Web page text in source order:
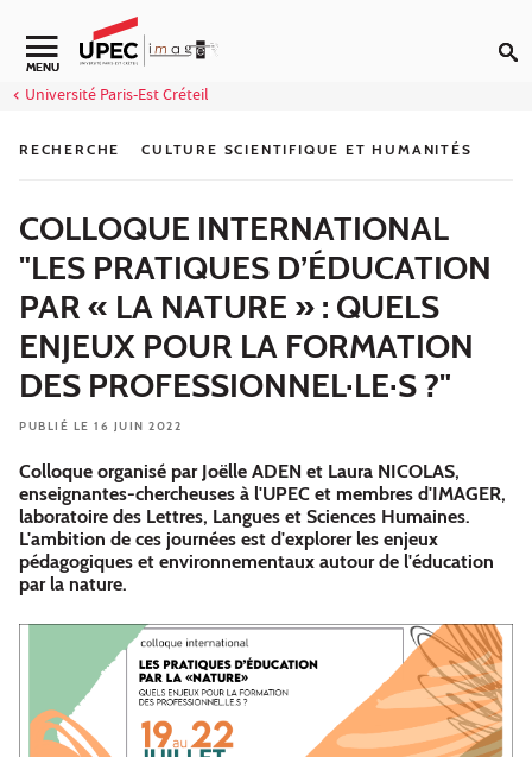
Aller au contenu
Navigation secondaire
MENU
Université Paris-Est Créteil
RECHERCHE CULTURE SCIENTIFIQUE ET HUMANITÉS
COLLOQUE INTERNATIONAL
"LES PRATIQUES D’ÉDUCATION
PAR « LA NATURE » : QUELS
ENJEUX POUR LA FORMATION
DES PROFESSIONNEL·LE·S ?"
PUBLIÉ LE 16 JUIN 2022
Colloque organisé par Joëlle ADEN et Laura NICOLAS,
enseignantes-chercheuses à l'UPEC et membres d'IMAGER,
laboratoire des Lettres, Langues et Sciences Humaines.
L'ambition de ces journées est d'explorer les enjeux
pédagogiques et environnementaux autour de l'éducation
par la nature.